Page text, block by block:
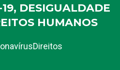
DESIGUALDADE
HUMANOS
Direitos